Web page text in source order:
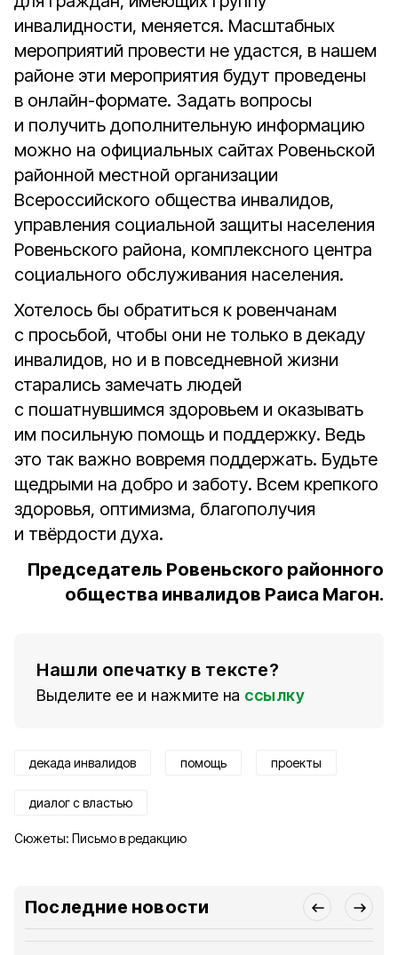
инвалидности, меняется. Масштабных
мероприятий провести не удастся, в нашем
районе эти мероприятия будут проведены
в онлайн-формате. Задать вопросы
и получить дополнительную информацию
можно на официальных сайтах Ровеньской
районной местной организации
Всероссийского общества инвалидов,
управления социальной защиты населения
Ровеньского района, комплексного центра
социального обслуживания населения.
Хотелось бы обратиться к ровенчанам
с просьбой, чтобы они не только в декаду
инвалидов, но и в повседневной жизни
старались замечать людей
с пошатнувшимся здоровьем и оказывать
им посильную помощь и поддержку. Ведь
это так важно вовремя поддержать. Будьте
щедрыми на добро и заботу. Всем крепкого
здоровья, оптимизма, благополучия
и твёрдости духа.
Председатель Ровеньского районного
общества инвалидов Раиса Магон.
Нашли опечатку в тексте?
Выделите ее и нажмите на ссылку
декада инвалидов помощь проекты
диалог с властью
Сюжеты: Письмо в редакцию
Последние новости